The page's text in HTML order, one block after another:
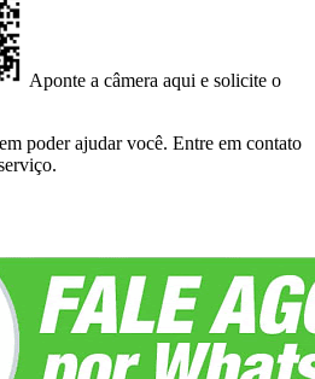
Aponte a câmera aqui e solicite o
poder ajudar você. Entre em contato